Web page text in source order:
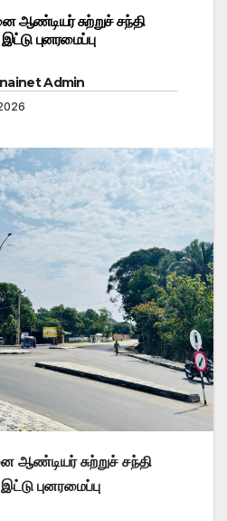
ஆண்டியர் சுற்றுச் சந்தி
புனரமைப்பு
Admin
ஆண்டியர் சுற்றுச் சந்தி
புனரமைப்பு